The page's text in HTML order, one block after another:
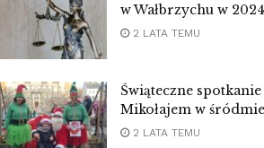
w Wałbrzychu w
2 LATA TEMU
Świąteczne spotkanie
Mikołajem w
2 LATA TEMU